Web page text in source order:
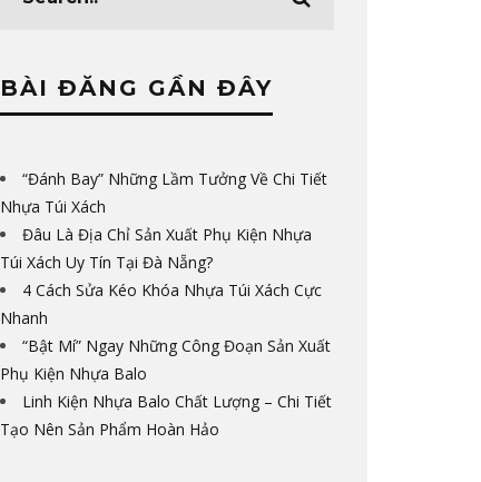
BÀI ĐĂNG GẦN ĐÂY
“Đánh Bay” Những Lầm Tưởng Về Chi Tiết
Nhựa Túi Xách
Đâu Là Địa Chỉ Sản Xuất Phụ Kiện Nhựa
Túi Xách Uy Tín Tại Đà Nẵng?
4 Cách Sửa Kéo Khóa Nhựa Túi Xách Cực
Nhanh
“Bật Mí” Ngay Những Công Đoạn Sản Xuất
Phụ Kiện Nhựa Balo
Linh Kiện Nhựa Balo Chất Lượng – Chi Tiết
Tạo Nên Sản Phẩm Hoàn Hảo